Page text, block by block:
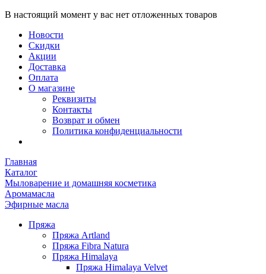
В настоящий момент у вас нет отложенных товаров
Новости
Скидки
Акции
Доставка
Оплата
О магазине
Реквизиты
Контакты
Возврат и обмен
Политика конфиденциальности
Главная
Каталог
Мыловарение и домашняя косметика
Аромамасла
Эфирные масла
Пряжа
Пряжа Artland
Пряжа Fibra Natura
Пряжа Himalaya
Пряжа Himalaya Velvet